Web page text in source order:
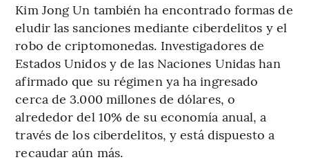
Kim Jong Un también ha encontrado formas de
eludir las sanciones mediante ciberdelitos y el
robo de criptomonedas. Investigadores de
Estados Unidos y de las Naciones Unidas han
afirmado que su régimen ya ha ingresado
cerca de 3.000 millones de dólares, o
alrededor del 10% de su economía anual, a
través de los ciberdelitos, y está dispuesto a
recaudar aún más.